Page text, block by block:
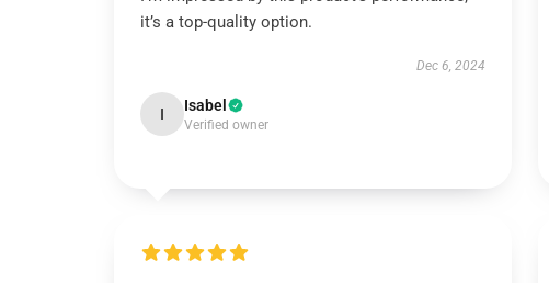
it’s a top-quality option.
Dec 6, 2024
I Isabel
Verified owner